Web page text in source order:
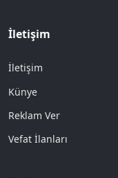
İletişim
İletişim
Künye
Reklam Ver
Vefat İlanları